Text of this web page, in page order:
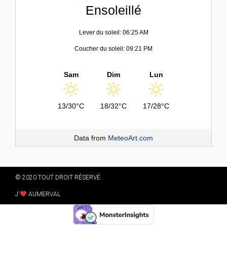
Ensoleillé
Lever du soleil: 06:25 AM
Coucher du soleil: 09:21 PM
Sam
13/30°C
Dim
18/32°C
Lun
17/28°C
Data from MeteoArt.com
© 2020 TOUT DROIT RÉSERVÉ
J' AUMERVAL